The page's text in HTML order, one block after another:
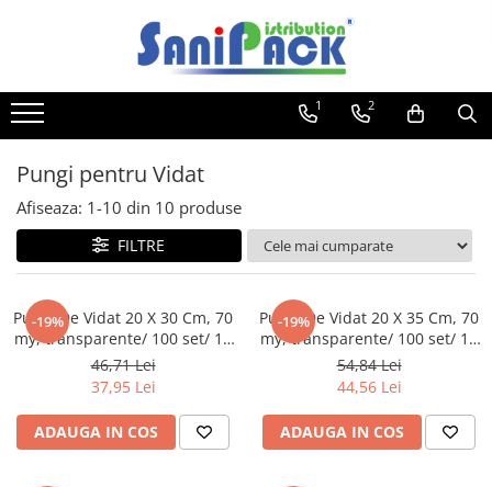
Toate Produsele
Produse de Curatenie
Sapunuri Lichide
Detergenti pentru Rufe
Dozare Manuala
Dozare Automata
Detergenti pentru Vase
Spalare Automata
Spalare Manuala
Detergenti Degresanti
Detergenti Dezincrustanti
Detergenti Pardoseli
1 2
Pungi pentru Vidat
Afiseaza: 1-10 din 10 produse
FILTRE
-19%
Pungi De Vidat 20 X 30 Cm, 70
my, transparente/ 100 set/ 10
bax
46,71 Lei
37,95 Lei
ADAUGA IN COS
-19%
Pungi De Vidat 20 X 35 Cm, 70
my, transparente/ 100 set/ 10
bax
54,84 Lei
44,56 Lei
ADAUGA IN COS